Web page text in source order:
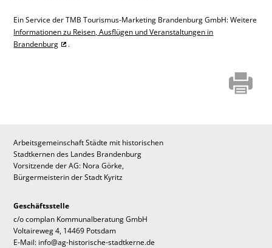
Ein Service der TMB Tourismus-Marketing Brandenburg GmbH: Weitere
Informationen zu Reisen, Ausflügen und Veranstaltungen in
Brandenburg
.
Arbeitsgemeinschaft Städte mit historischen
Stadtkernen des Landes Brandenburg
Vorsitzende der AG: Nora Görke,
Bürgermeisterin der Stadt Kyritz
Geschäftsstelle
c/o complan Kommunalberatung GmbH
Voltaireweg 4, 14469 Potsdam
E-Mail: info@ag-historische-stadtkerne.de